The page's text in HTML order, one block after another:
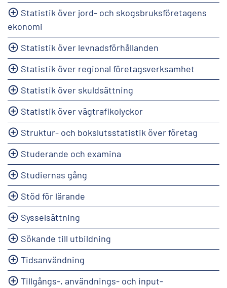
Statistik över jord- och skogsbruksföretagens
ekonomi
Statistik över levnadsförhållanden
Statistik över regional företagsverksamhet
Statistik över skuldsättning
Statistik över vägtrafikolyckor
Struktur- och bokslutsstatistik över företag
Studerande och examina
Studiernas gång
Stöd för lärande
Sysselsättning
Sökande till utbildning
Tidsanvändning
Tillgångs-, användnings- och input-